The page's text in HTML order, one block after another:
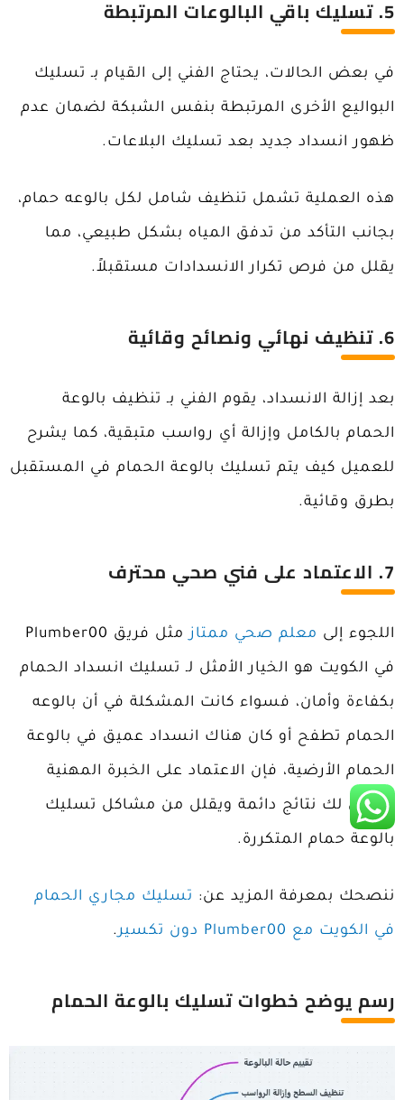
5. تسليك باقي البالوعات المرتبطة
في بعض الحالات، يحتاج الفني إلى القيام بـ تسليك
البواليع الأخرى المرتبطة بنفس الشبكة لضمان عدم
ظهور انسداد جديد بعد تسليك البلاعات.
هذه العملية تشمل تنظيف شامل لكل بالوعه حمام،
بجانب التأكد من تدفق المياه بشكل طبيعي، مما
يقلل من فرص تكرار الانسدادات مستقبلاً.
6. تنظيف نهائي ونصائح وقائية
بعد إزالة الانسداد، يقوم الفني بـ تنظيف بالوعة
الحمام بالكامل وإزالة أي رواسب متبقية، كما يشرح
للعميل كيف يتم تسليك بالوعة الحمام في المستقبل
بطرق وقائية.
7. الاعتماد على فني صحي محترف
اللجوء إلى معلم صحي ممتاز مثل فريق Plumber00
في الكويت هو الخيار الأمثل لـ تسليك انسداد الحمام
بكفاءة وأمان، فسواء كانت المشكلة في أن بالوعه
الحمام تطفح أو كان هناك انسداد عميق في بالوعة
الحمام الأرضية، فإن الاعتماد على الخبرة المهنية
يضمن لك نتائج دائمة ويقلل من مشاكل تسليك
بالوعة حمام المتكررة.
ننصحك بمعرفة المزيد عن: تسليك مجاري الحمام
في الكويت مع Plumber00 دون تكسير .
رسم يوضح خطوات تسليك بالوعة الحمام